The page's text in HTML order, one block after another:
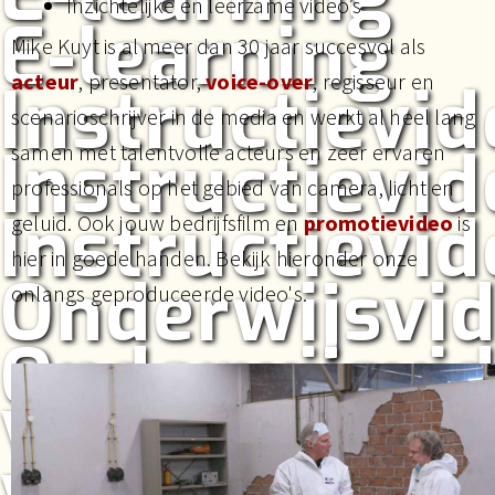
E-learning
Mike Kuyt is al meer dan 30 jaar succesvol als
acteur, presentator,voice-over, regisseur en
scenarioschrijver in de media en werkt al heel lang
samen met talentvolle acteurs en zeer ervaren
professionals op het gebied van camera, licht en
geluid. Ook jouw bedrijfsfilm enpromotievideois
hier in goede handen. Bekijk hieronder onze
onlangs geproduceerde video's.